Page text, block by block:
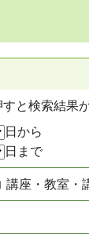
と検索結果
日から
日まで
講座・教室・